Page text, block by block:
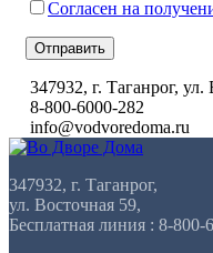
Согласен на
Отправить
347932, г. Таганрог, ул.
8-800-6000-282
info@vodvoredoma.ru
347932, г. Таганрог,
ул. Восточная 59,
Бесплатная линия : 8-800-